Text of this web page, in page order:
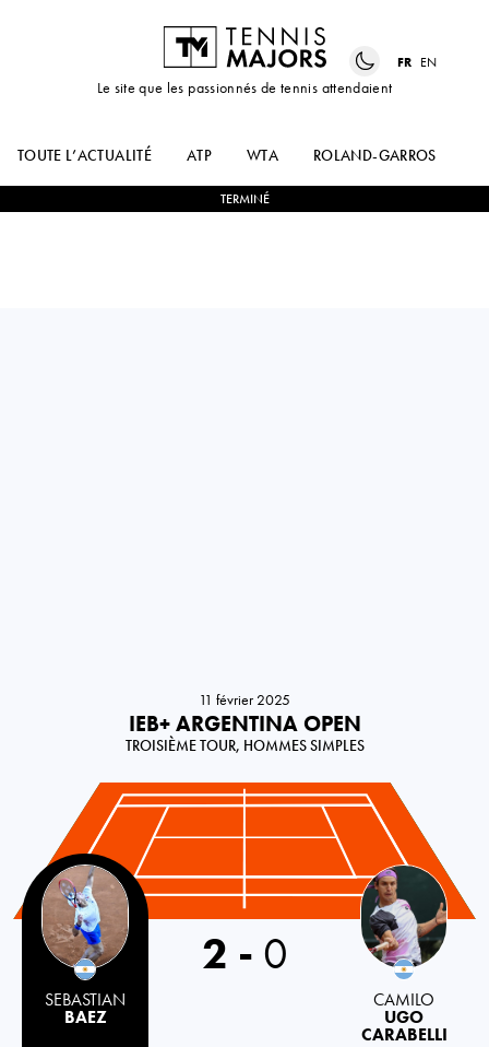
Le site que les passionnés de tennis attendaient
FR EN
TOUTE L’ACTUALITÉ ATP WTA ROLAND-GARROS
TERMINÉ
11 février 2025
IEB+ ARGENTINA OPEN
TROISIÈME TOUR, HOMMES SIMPLES
Argentina
SEBASTIAN
BAEZ
2 - 0
CAMILO
UGO
CARABELLI